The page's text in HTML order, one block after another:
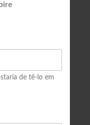
de tê-lo em